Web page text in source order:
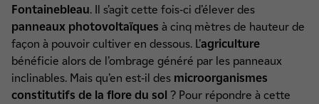
Fontainebleau. Il s’agit cette fois-ci d’élever des
panneaux photovoltaïques à cinq mètres de hauteur de
façon à pouvoir cultiver en dessous. L’agriculture
bénéficie alors de l’ombrage généré par les panneaux
inclinables. Mais qu’en est-il des microorganismes
constitutifs de la flore du sol ? Pour répondre à cette